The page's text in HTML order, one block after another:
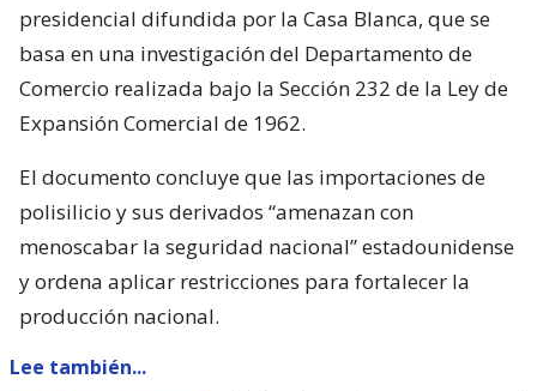
presidencial difundida por la Casa Blanca, que se
basa en una investigación del Departamento de
Comercio realizada bajo la Sección 232 de la Ley de
Expansión Comercial de 1962.
El documento concluye que las importaciones de
polisilicio y sus derivados “amenazan con
menoscabar la seguridad nacional” estadounidense
y ordena aplicar restricciones para fortalecer la
producción nacional.
Lee también...